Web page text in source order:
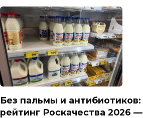
Без пальмы и антибиотиков:
рейтинг Роскачества 2026 —